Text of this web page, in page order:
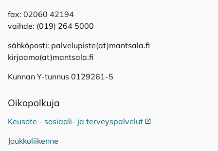
fax: 02060 42194
vaihde: (019) 264 5000
sähköposti: palvelupiste(at)mantsala.fi
kirjaamo(at)mantsala.fi
Kunnan Y-tunnus 0129261-5
Oi­ko­pol­ku­ja
Keusote - sosiaali- ja terveyspalvelut Ulkoinen linkki
Joukkoliikenne